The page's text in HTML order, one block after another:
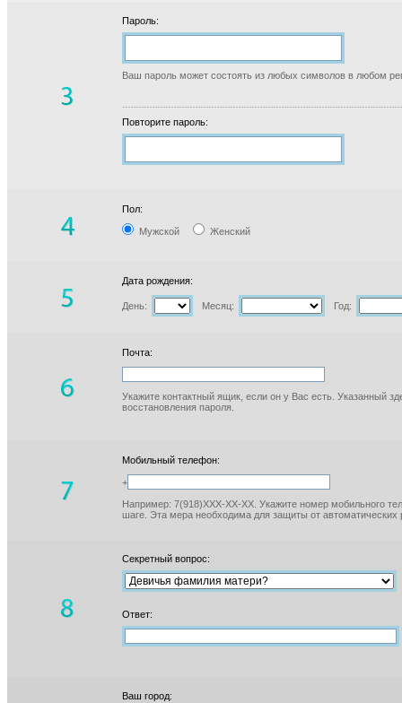
Пароль:
Ваш пароль может состоять из любых символов в любом
Повторите пароль:
Пол:
Мужской Женский
Дата рождения:
День: Месяц: Год:
Почта:
Укажите контактный ящик, если он у Вас есть. Указанный
восстановления пароля.
Мобильный телефон:
+
Например: 7(918)XXX-XX-XX. Укажите номер мобильного
шаге. Эта мера необходима для защиты от автоматических
Секретный вопрос:
Ответ:
Ваш город: